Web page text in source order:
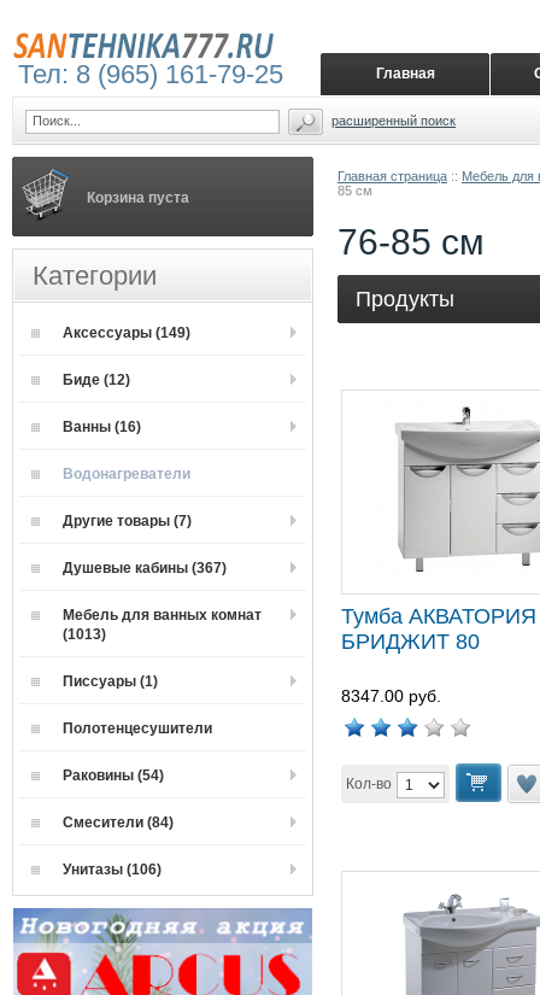
Главная страница :: Мебель для
85 см
76-85 см
Продукты
Тумба АКВАТОРИЯ
БРИДЖИТ 80
8347.00 руб.
Кол-во
Корзина пуста
Категории
Аксессуары (149)
Биде (12)
Ванны (16)
Водонагреватели
Другие товары (7)
Душевые кабины (367)
Мебель для ванных комнат
(1013)
Писсуары (1)
Полотенцесушители
Раковины (54)
Смесители (84)
Унитазы (106)
Главная
Тел: 8 (965) 161-79-25
расширенный поиск